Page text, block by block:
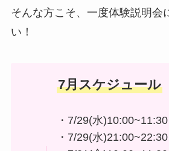
そんな方こそ、一度体験説明会
い！
7月スケジュール
・7/29(水)10:00~11:30
・7/29(水)21:00~22:30